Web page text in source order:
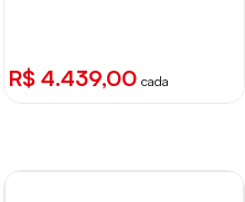
R$ 4.439,00 cada